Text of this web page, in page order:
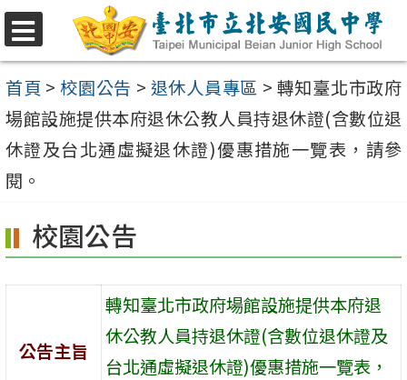
選
單
跳
至
主
要
內
容
首頁 > 校園公告 > 退休人員專區 > 轉知臺北市政府
場館設施提供本府退休公教人員持退休證(含數位退
休證及台北通虛擬退休證)優惠措施一覽表，請參
閱。
校園公告
公告主旨
轉知臺北市政府場館設施提供本府退
休公教人員持退休證(含數位退休證及
台北通虛擬退休證)優惠措施一覽表，